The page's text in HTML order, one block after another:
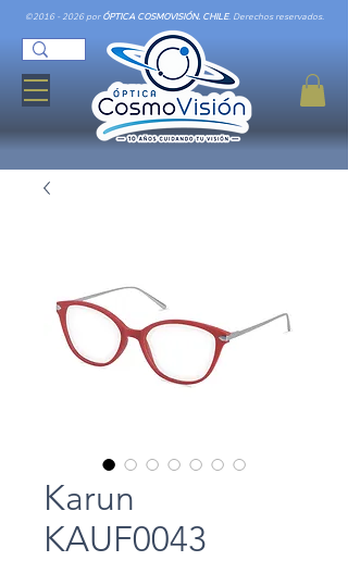
©2016 - 2026porÓPTICA COSMOVISIÓN. CHILE. Derechos reservados.
Karun
KAUF0043